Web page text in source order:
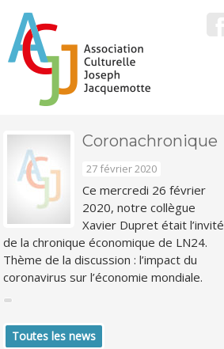
Coronachronique
27 février 2020
Ce mercredi 26 février
2020, notre collègue
Xavier Dupret était l’invité
de la chronique économique de LN24.
Thème de la discussion : l’impact du
coronavirus sur l’économie mondiale.
Toutes les news